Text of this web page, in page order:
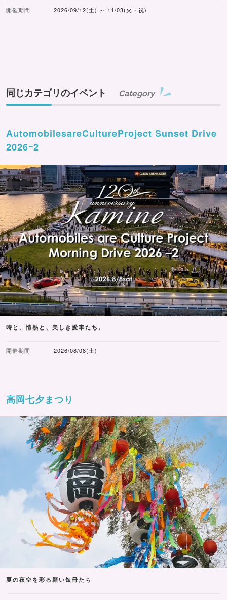
開催期間 2026/09/12(土) ～ 11/03(火・祝)
同じカテゴリのイベント Category
AutomobilesareCultureProject Sunset Drive
2026ｰ2
時と、情熱と、美しき愛車たち。
開催期間 2026/08/08(土)
高岡七夕まつり
夏の夜空を彩る願い短冊たち